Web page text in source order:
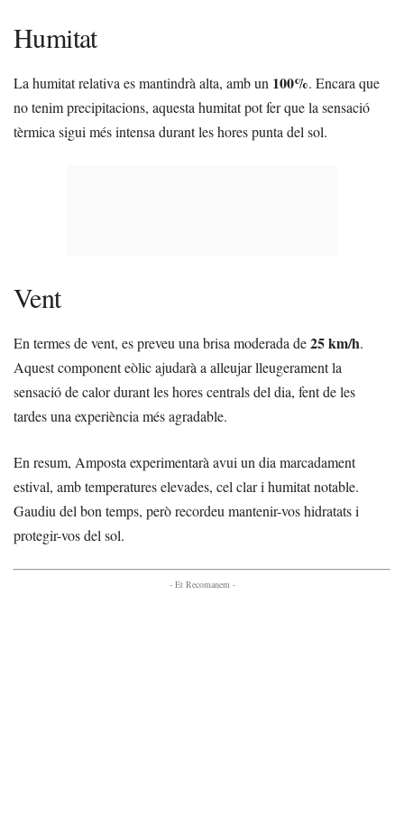
Humitat
La humitat relativa es mantindrà alta, amb un 100%. Encara que
no tenim precipitacions, aquesta humitat pot fer que la sensació
tèrmica sigui més intensa durant les hores punta del sol.
Vent
En termes de vent, es preveu una brisa moderada de25 km/h.
Aquest component eòlic ajudarà a alleujar lleugerament la
sensació de calor durant les hores centrals del dia, fent de les
tardes una experiència més agradable.
En resum, Amposta experimentarà avui un dia marcadament
estival, amb temperatures elevades, cel clar i humitat notable.
Gaudiu del bon temps, però recordeu mantenir-vos hidratats i
protegir-vos del sol.
- Et Recomanem -